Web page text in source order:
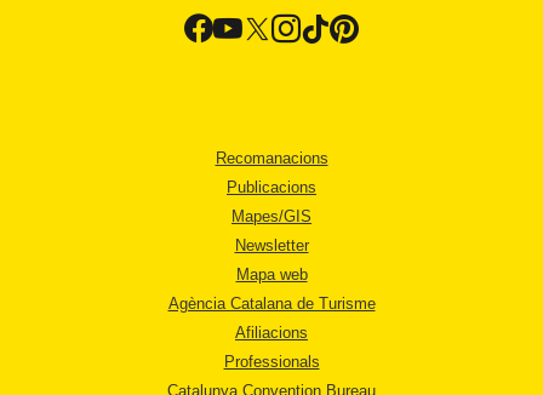
Recomanacions
Publicacions
Mapes/GIS
Newsletter
Mapa web
Agència Catalana de Turisme
Afiliacions
Professionals
Catalunya Convention Bureau